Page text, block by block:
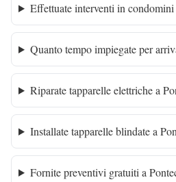
Effettuate interventi in condomini
Quanto tempo impiegate per
Riparate tapparelle elettriche a
Installate tapparelle blindate a
Fornite preventivi gratuiti a